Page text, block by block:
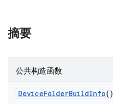
摘要
公共构造函数
DeviceFolderBuildInfo()